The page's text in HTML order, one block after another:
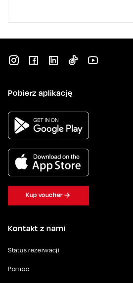
Kontakt z nami
Status rezerwacji
Pomoc
Pobierz aplikację
Kup voucher